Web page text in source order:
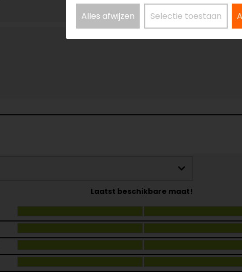
Laatst beschikbare maat!
Alles afwijzen Selectie toestaan